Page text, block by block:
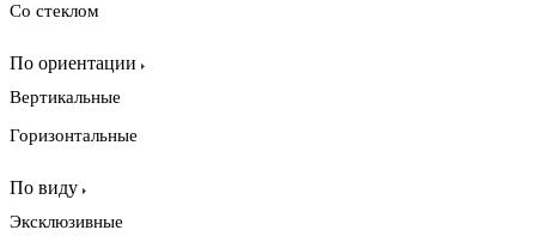
Со стеклом
По ориентации
Вертикальные
Горизонтальные
По виду
Эксклюзивные